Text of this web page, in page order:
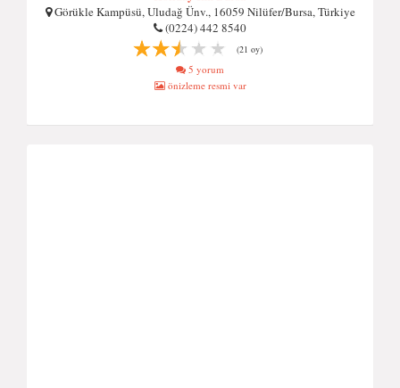
Görükle Kampüsü, Uludağ Ünv., 16059 Nilüfer/Bursa, Türkiye
(0224) 442 8540
(21 oy)
5 yorum
önizleme resmi var